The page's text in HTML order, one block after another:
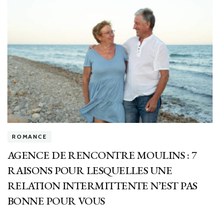
ROMANCE
AGENCE DE RENCONTRE MOULINS : 7
RAISONS POUR LESQUELLES UNE
RELATION INTERMITTENTE N’EST PAS
BONNE POUR VOUS